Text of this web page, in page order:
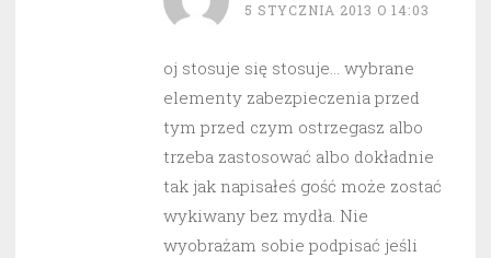
5 STYCZNIA 2013 O 14:03
oj stosuje się stosuje… wybrane
elementy zabezpieczenia przed
tym przed czym ostrzegasz albo
trzeba zastosować albo dokładnie
tak jak napisałeś gość może zostać
wykiwany bez mydła. Nie
wyobrażam sobie podpisać jeśli